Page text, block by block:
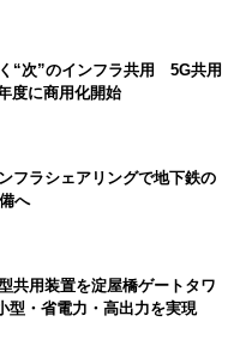
“次”のインフラ共用 5G共用
度に商用化開始
フラシェアリングで地下鉄の
へ
共用装置を淀屋橋ゲートタワ
・省電力・高出力を実現